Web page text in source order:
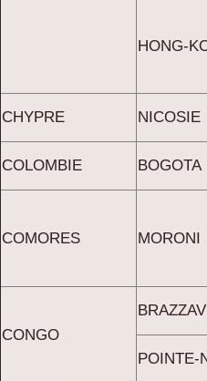
HONG-
CHYPRE NICOSIE
COLOMBIE BOGOTA
COMORES MORONI
CONGO
POINTE-